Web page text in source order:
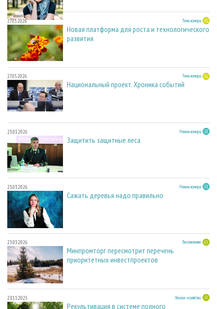
27.05.2026 Тема номера
Новая платформа для роста и технологического
развития
27.05.2026 Тема номера
Национальный проект. Хроника событий
23.03.2026 Регион номера
Защитить защитные леса
23.03.2026 Регион номера
Сажать деревья надо правильно
23.03.2026 Лесопиление
Минпромторг пересмотрит перечень
приоритетных инвестпроектов
28.11.2025 Лесное хозяйство
Рекультивация в системе полного